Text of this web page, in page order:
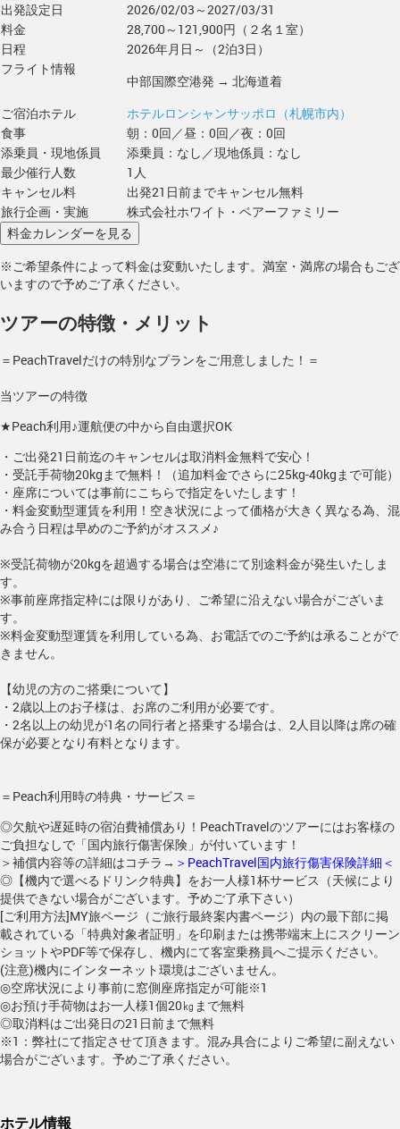
出発設定日
2026/02/03～2027/03/31
料金
28,700～121,900円（２名１室）
日程
2026年月日～（2泊3日）
フライト情報
中部国際空港発 → 北海道着
ご宿泊ホテル
ホテルロンシャンサッポロ（札幌市内）
食事
朝：0回／昼：0回／夜：0回
添乗員・現地係員
添乗員：なし／現地係員：なし
最少催行人数
1人
キャンセル料
出発21日前までキャンセル無料
旅行企画・実施
株式会社ホワイト・ベアーファミリー
※ご希望条件によって料金は変動いたします。満室・満席の場合もござ
いますので予めご了承ください。
ツアーの特徴・メリット
＝PeachTravelだけの特別なプランをご用意しました！＝
当ツアーの特徴
★Peach利用♪運航便の中から自由選択OK
・ご出発21日前迄のキャンセルは取消料金無料で安心！
・受託手荷物20kgまで無料！（追加料金でさらに25kg-40kgまで可能）
・座席については事前にこちらで指定をいたします！
・料金変動型運賃を利用！空き状況によって価格が大きく異なる為、混
み合う日程は早めのご予約がオススメ♪
※受託荷物が20kgを超過する場合は空港にて別途料金が発生いたしま
す。
※事前座席指定枠には限りがあり、ご希望に沿えない場合がございま
す。
※料金変動型運賃を利用している為、お電話でのご予約は承ることがで
きません。
【幼児の方のご搭乗について】
・2歳以上のお子様は、お席のご利用が必要です。
・2名以上の幼児が1名の同行者と搭乗する場合は、2人目以降は席の確
保が必要となり有料となります。
＝Peach利用時の特典・サービス＝
◎欠航や遅延時の宿泊費補償あり！PeachTravelのツアーにはお客様の
ご負担なしで「国内旅行傷害保険」が付いています！
＞補償内容等の詳細はコチラ→ ＞PeachTravel国内旅行傷害保険詳細＜
◎【機内で選べるドリンク特典】をお一人様1杯サービス（天候により
提供できない場合がございます。予めご了承下さい）
[ご利用方法]MY旅ページ（ご旅行最終案内書ページ）内の最下部に掲
載されている「特典対象者証明」を印刷または携帯端末上にスクリーン
ショットやPDF等で保存し、機内にて客室乗務員へご提示ください。
(注意)機内にインターネット環境はございません。
◎空席状況により事前に窓側座席指定が可能※1
◎お預け手荷物はお一人様1個20㎏まで無料
◎取消料はご出発日の21日前まで無料
※1：弊社にて指定させて頂きます。混み具合によりご希望に副えない
場合がございます。予めご了承ください。
ホテル情報